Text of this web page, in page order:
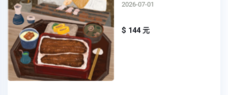
2026-07-01
$ 144 元